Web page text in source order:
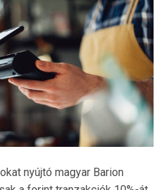
nyújtó magyar Barion